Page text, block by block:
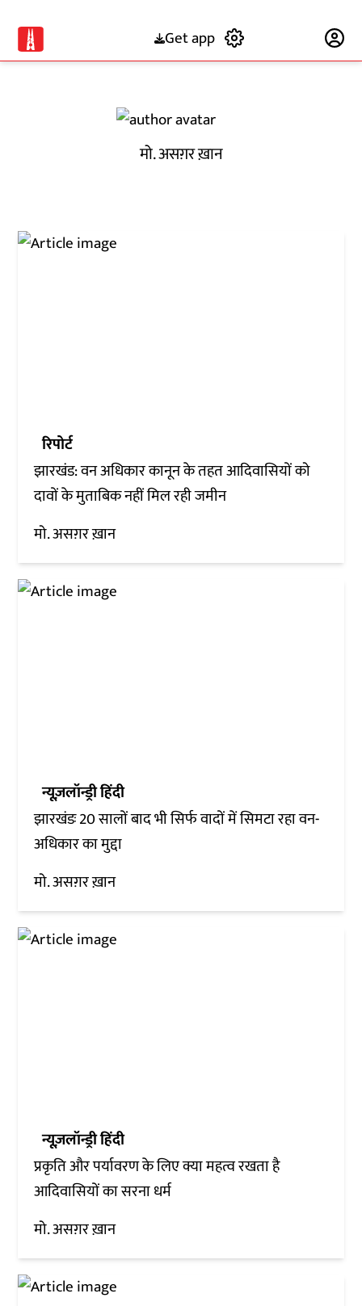
Get app
मो. असग़र ख़ान
रिपोर्ट
झारखंड: वन अधिकार कानून के तहत आदिवासियों को
दावों के मुताबिक नहीं मिल रही जमीन
मो. असग़र ख़ान
न्यूज़लॉन्ड्री हिंदी
झारखंडः 20 सालों बाद भी सिर्फ वादों में सिमटा रहा वन-
अधिकार का मुद्दा
मो. असग़र ख़ान
न्यूज़लॉन्ड्री हिंदी
प्रकृति और पर्यावरण के लिए क्या महत्व रखता है
आदिवासियों का सरना धर्म
मो. असग़र ख़ान